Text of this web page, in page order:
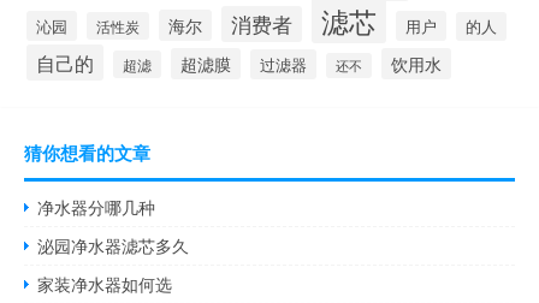
沁园 活性炭 海尔 消费者 滤芯 用户 的人
自己的 超滤 超滤膜 过滤器 还不 饮用水
猜你想看的文章
净水器分哪几种
泌园净水器滤芯多久
家装净水器如何选